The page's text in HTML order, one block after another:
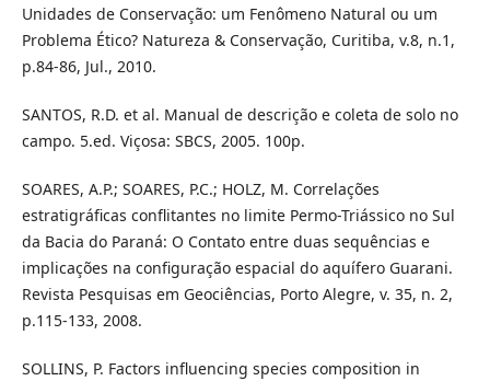
Unidades de Conservação: um Fenômeno Natural ou um
Problema Ético? Natureza & Conservação, Curitiba, v.8, n.1,
p.84-86, Jul., 2010.
SANTOS, R.D. et al. Manual de descrição e coleta de solo no
campo. 5.ed. Viçosa: SBCS, 2005. 100p.
SOARES, A.P.; SOARES, P.C.; HOLZ, M. Correlações
estratigráficas conflitantes no limite Permo-Triássico no Sul
da Bacia do Paraná: O Contato entre duas sequências e
implicações na configuração espacial do aquífero Guarani.
Revista Pesquisas em Geociências, Porto Alegre, v. 35, n. 2,
p.115-133, 2008.
SOLLINS, P. Factors influencing species composition in